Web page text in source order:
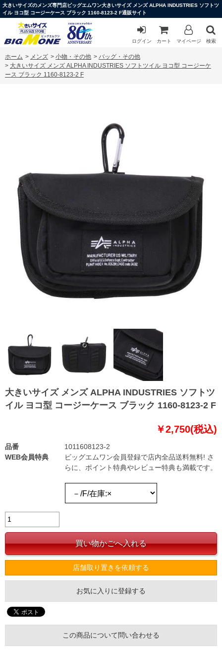
大きいサイズのメンズ専門店ビッグエムワン大きいサイズ メンズ ALPHA INDUSTRIES ソフトツ
イル ヨコ型 コージーケース ブラック 1160-8123-2 F通販サイト
ログイン カート マイページ 検索
ホーム > メンズ > 小物・その他 > バッグ・その他
> 大きいサイズ メンズ ALPHA INDUSTRIES ソフトツイル ヨコ型 コージーケ
ース ブラック 1160-8123-2 F
大きいサイズ メンズ ALPHA INDUSTRIES ソフトツ
イル ヨコ型 コージーケース ブラック 1160-8123-2 F
￥2,750(税込)
品番
1011608123-2
WEB会員特典
ビッグエムワン会員登録で店内全品送料無料! さ
らに、ポイント特典やレビュー特典も満載です。
店舗取り置きを依頼する
お気に入りに登録する
この商品について問い合わせる